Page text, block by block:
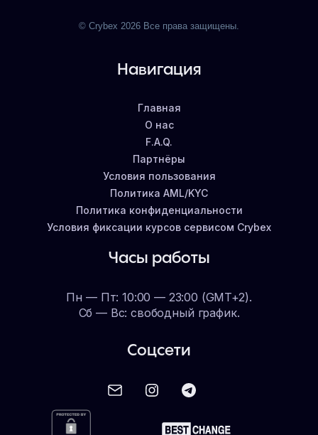
© Crybex 2026 Все права защищены.
Навигация
Главная
О нас
F.A.Q.
Партнёры
Условия пользования
Политика AML/KYC
Политика конфиденциальности
Условия фиксации курсов сервисом Crybex
Часы работы
Пн — Пт: 10:00 — 23:00 (GMT+2).
Сб — Вс: свободный график.
Соцсети